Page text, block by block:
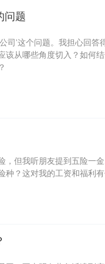
问题
司'这个问题。我担心回答
该从哪些角度切入？如何
但我听朋友提到五险一
种？这对我的工资和福利有